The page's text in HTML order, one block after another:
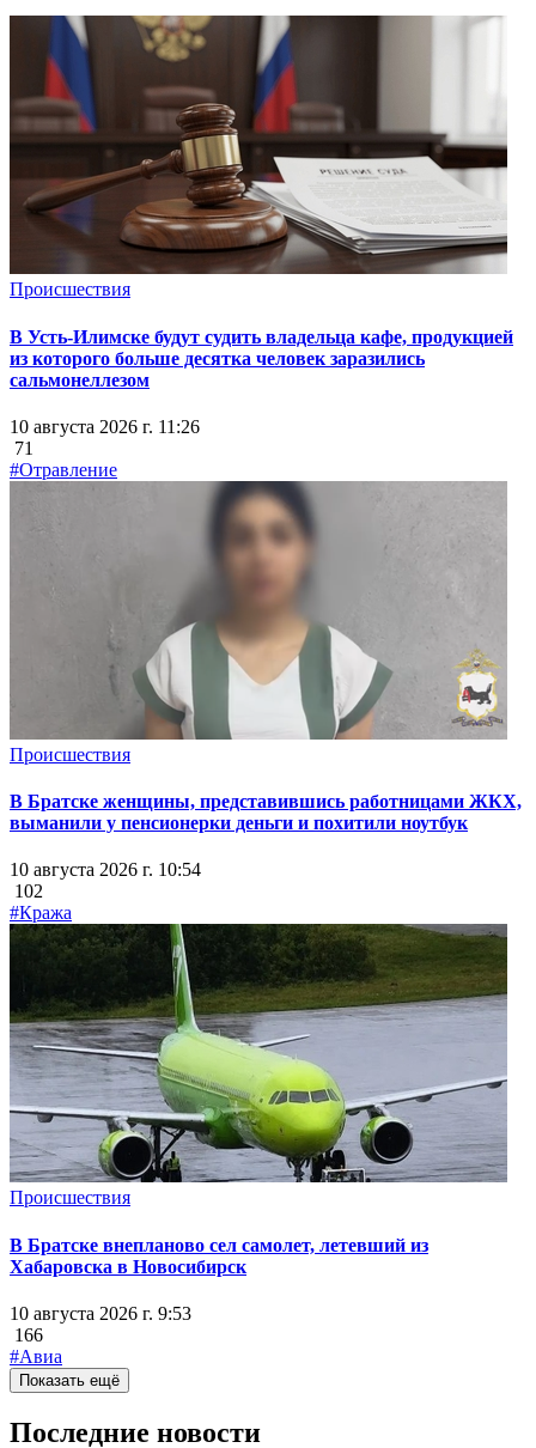
Происшествия
В Усть-Илимске будут судить владельца кафе, продукцией
из которого больше десятка человек заразились
сальмонеллезом
10 августа 2026 г. 11:26
71
#Отравление
Происшествия
В Братске женщины, представившись работницами ЖКХ,
выманили у пенсионерки деньги и похитили ноутбук
10 августа 2026 г. 10:54
102
#Кража
Происшествия
В Братске внепланово сел самолет, летевший из
Хабаровска в Новосибирск
10 августа 2026 г. 9:53
166
#Авиа
Показать ещё
Последние новости